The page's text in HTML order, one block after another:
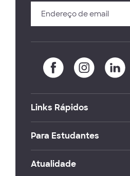
Links Rápidos
Para Estudantes
Atualidade